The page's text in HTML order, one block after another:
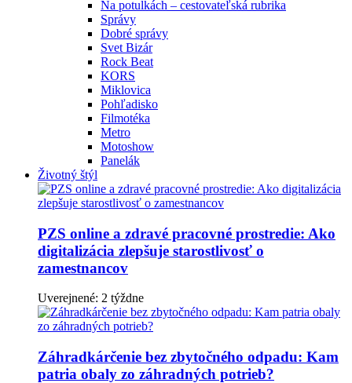
Na potulkách – cestovateľská rubrika
Správy
Dobré správy
Svet Bizár
Rock Beat
KORS
Miklovica
Pohľadisko
Filmotéka
Metro
Motoshow
Panelák
Životný štýl
PZS online a zdravé pracovné prostredie: Ako
digitalizácia zlepšuje starostlivosť o
zamestnancov
Uverejnené: 2 týždne
Záhradkárčenie bez zbytočného odpadu: Kam
patria obaly zo záhradných potrieb?